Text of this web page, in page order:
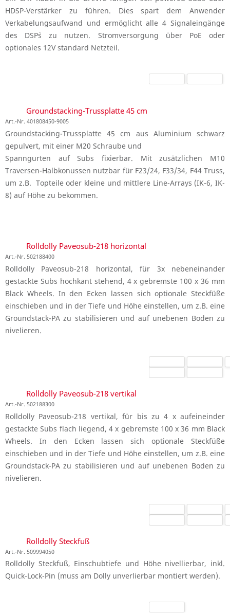
HDSP-Verstärker zu führen. Dies spart dem Anwender
Verkabelungsaufwand und ermöglicht alle 4 Signaleingänge
des DSP`s zu nutzen. Stromversorgung über PoE oder
optionales 12V standard Netzteil.
Groundstacking-Trussplatte 45 cm
Art.-Nr. 401808450-9005
Groundstacking-Trussplatte 45 cm aus Aluminium schwarz
gepulvert, mit einer M20 Schraube und
Spanngurten auf Subs fixierbar. Mit zusätzlichen M10
Traversen-Halbkonussen nutzbar für F23/24, F33/34, F44 Truss,
um z.B. Topteile oder kleine und mittlere Line-Arrays (IK-6, IK-
8) auf Höhe zu bekommen.
Rolldolly Paveosub-218 horizontal
Art.-Nr. 502188400
Rolldolly Paveosub-218 horizontal, für 3x nebeneinander
gestackte Subs hochkant stehend, 4 x gebremste 100 x 36 mm
Black Wheels. In den Ecken lassen sich optionale Steckfüße
einschieben und in der Tiefe und Höhe einstellen, um z.B. eine
Groundstack-PA zu stabilisieren und auf unebenen Boden zu
nivelieren.
Rolldolly Paveosub-218 vertikal
Art.-Nr. 502188300
Rolldolly Paveosub-218 vertikal, für bis zu 4 x aufeineinder
gestackte Subs flach liegend, 4 x gebremste 100 x 36 mm Black
Wheels. In den Ecken lassen sich optionale Steckfüße
einschieben und in der Tiefe und Höhe einstellen, um z.B. eine
Groundstack-PA zu stabilisieren und auf unebenen Boden zu
nivelieren.
Rolldolly Steckfuß
Art.-Nr. 509994050
Rolldolly Steckfuß, Einschubtiefe und Höhe nivellierbar, inkl.
Quick-Lock-Pin (muss am Dolly unverlierbar montiert werden).